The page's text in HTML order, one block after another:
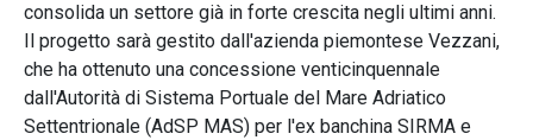
consolida un settore già in forte crescita negli ultimi anni.
Il progetto sarà gestito dall'azienda piemontese Vezzani,
che ha ottenuto una concessione venticinquennale
dall'Autorità di Sistema Portuale del Mare Adriatico
Settentrionale (AdSP MAS) per l'ex banchina SIRMA e